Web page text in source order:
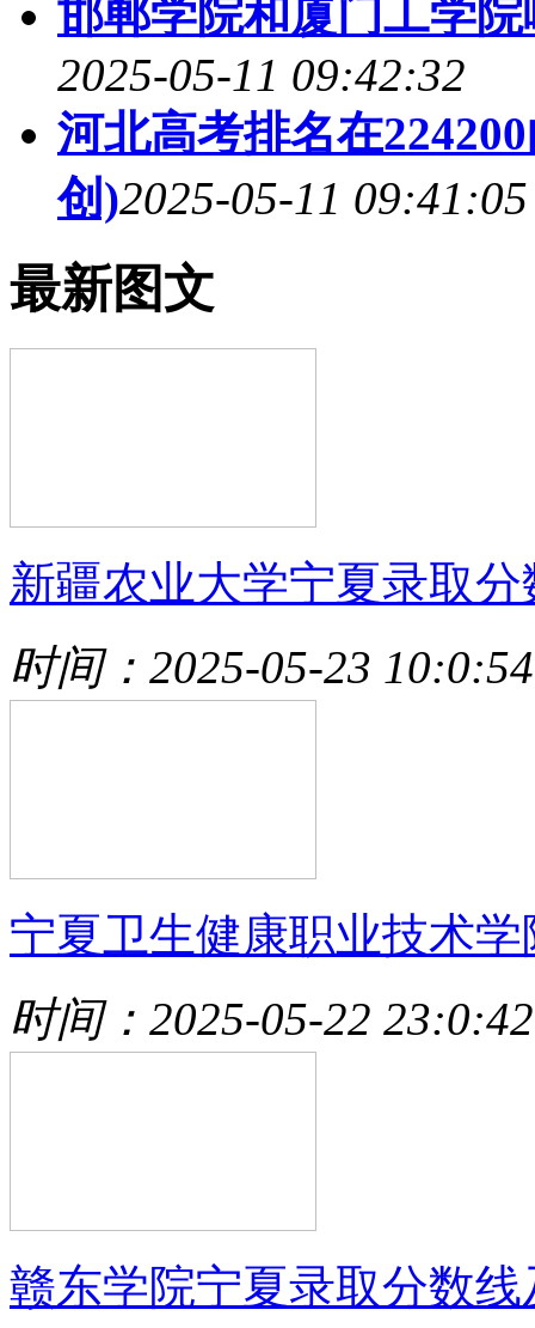
邯郸学院和厦门工学
2025-05-11 09:42:32
河北高考排名在
创)2025-05-11 09:41:05
最新图文
新疆农业大学宁夏录取分
时间：2025-05-23 10:0:54
宁夏卫生健康职业技术学
时间：2025-05-22 23:0:42
赣东学院宁夏录取分数线